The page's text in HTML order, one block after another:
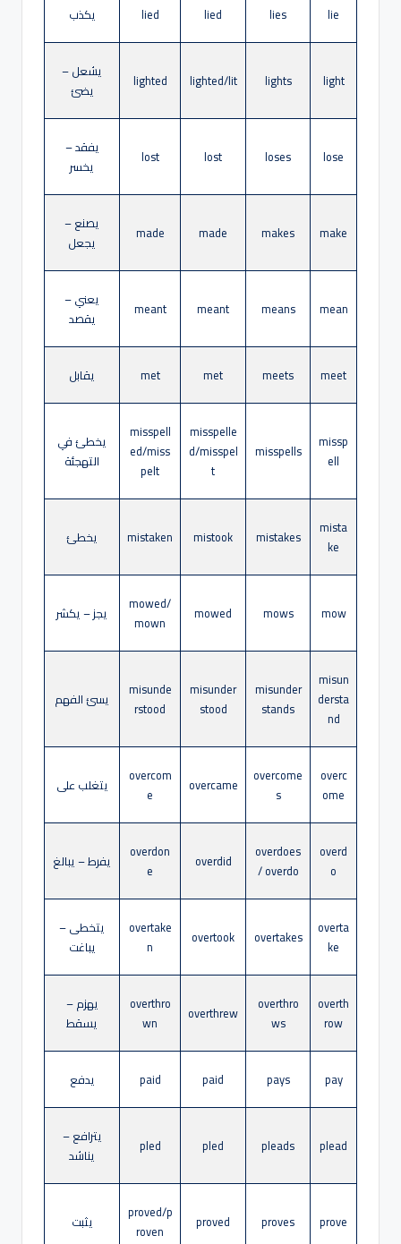
lie
lies
lied
lied يكذب
light
lights
lighted/lit
lighted
يشعل –
يضئ
lose
loses
lost
lost
يفقد –
يخسر
make
makes
made
made
يصنع –
يجعل
mean
means
meant
meant
يعني –
يقصد
meet
meets
met
met يقابل
missp
ell
misspells
misspelle
d/misspel
t
misspell
ed/miss
pelt
يخطئ في
التهجئة
mista
ke
mistakes
mistook
mistaken يخطئ
mow
mows
mowed
mowed/
mown
يجز – يكشر
misun
dersta
nd
misunder
stands
misunder
stood
misunde
rstood
يسئ الفهم
overc
ome
overcome
s
overcame
overcom
e
يتغلب على
overd
o
overdoes
/ overdo
overdid
overdon
e
يفرط – يبالغ
overta
ke
overtakes
overtook
overtake
n
يتخطى –
يباغت
overth
row
overthro
ws
overthrew
overthro
wn
يهزم –
يسقط
pay
pays
paid
paid يدفع
plead
pleads
pled
pled
يترافع –
يناشد
prove
proves
proved
proved/p
roven
يثبت